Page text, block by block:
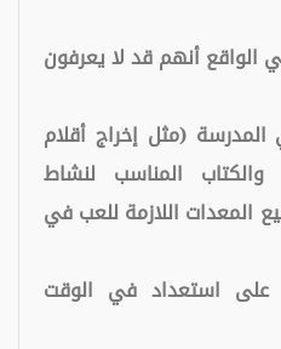
أنهم قد لا يعرفون
(مثل إخراج أقلام
والكتاب المناسب لنشاط
المعدات اللازمة للعب في
على استعداد في الوقت